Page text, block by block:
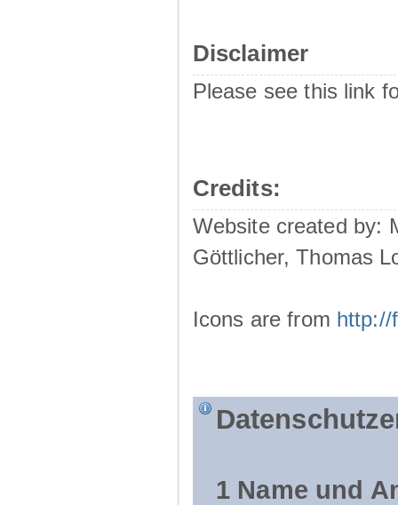
Disclaimer
Please see this link
Credits:
Website created by:
Göttlicher, Thomas
Icons are from http://
1 Name und